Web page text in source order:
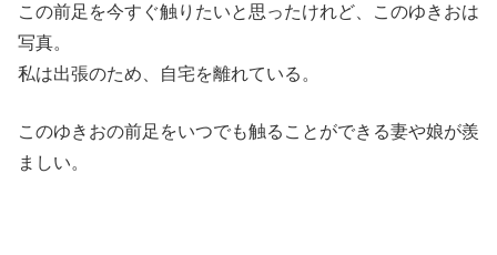
この前足を今すぐ触りたいと思ったけれど、このゆきおは
写真。
私は出張のため、自宅を離れている。
このゆきおの前足をいつでも触ることができる妻や娘が羨
ましい。